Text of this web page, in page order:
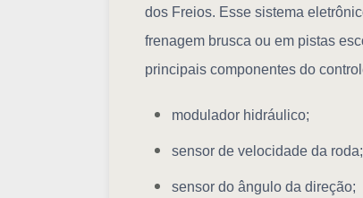
dos Freios. Esse sistema
frenagem brusca ou em pistas
principais componentes do
modulador hidráulico;
sensor de velocidade da roda;
sensor do ângulo da direção;